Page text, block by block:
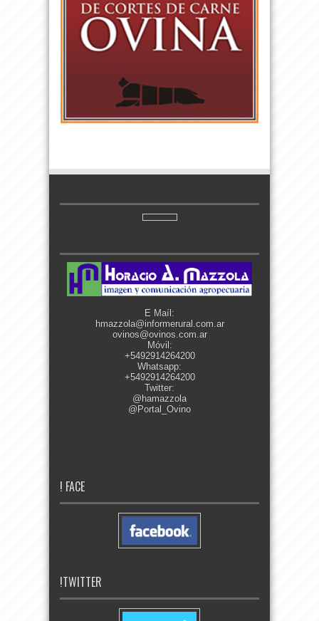
E Maíl:
hmazzola@informerural.com.ar
ovinos@ovinos.com.ar
Móvil:
+5492914264200
Whatsapp:
+5492914264200
Twitter:
@hamazzola
@Portal_Ovino
! FACE
!TWITTER